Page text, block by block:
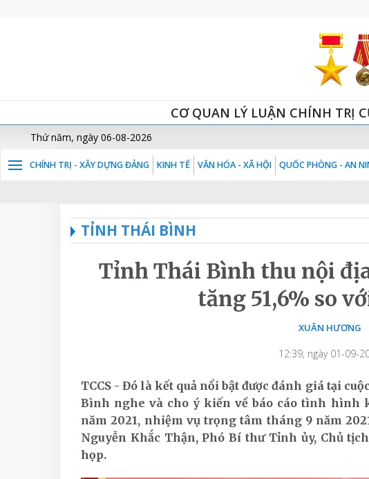
CƠ QUAN LÝ LUẬN CHÍNH TRỊ
Thứ năm, ngày 06-08-2026
CHÍNH TRỊ - XÂY DỰNG ĐẢNG KINH TẾ VĂN HÓA - XÃ HỘI QUỐC PHÒNG - AN
TỈNH THÁI BÌNH
Tỉnh Thái Bình thu nội
tăng 51,6% so
XUÂN HƯƠNG
12:39, ngày 01-09-
TCCS - Đó là kết quả nổi bật được đánh giá tại
Bình nghe và cho ý kiến về báo cáo tình hình
năm 2021, nhiệm vụ trọng tâm tháng 9 năm
Nguyễn Khắc Thận, Phó Bí thư Tỉnh ủy, Chủ
họp.